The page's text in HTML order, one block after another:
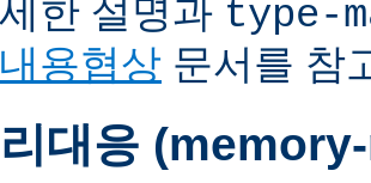
한 설명과 type-
내용협상 문서를 참
대응